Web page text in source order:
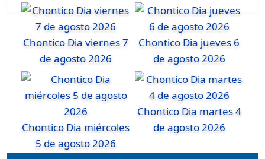
Chontico Dia viernes 7
de agosto 2026
Chontico Dia jueves 6
de agosto 2026
Chontico Dia miércoles
5 de agosto 2026
Chontico Dia martes 4
de agosto 2026